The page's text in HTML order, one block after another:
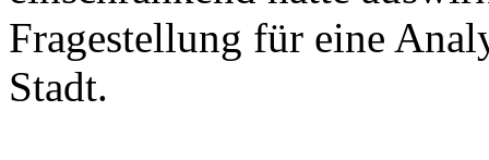
Fragestellung für eine
Stadt.